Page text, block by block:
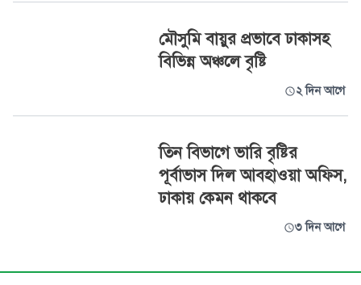
মৌসুমি বায়ুর প্রভাবে ঢাকাসহ
বিভিন্ন অঞ্চলে বৃষ্টি
২ দিন আগে
তিন বিভাগে ভারি বৃষ্টির
পূর্বাভাস দিল আবহাওয়া অফিস,
ঢাকায় কেমন থাকবে
৩ দিন আগে